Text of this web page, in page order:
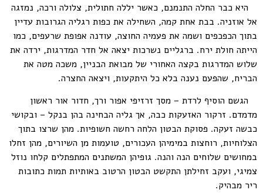
היא כבר החלה התנמנם, כאשר יללה חתולית, צלולה ורכה, נמזגה
אל אוזניה. בבת אחת קמה, השחילה את כפות רגליה הגרובות עדיין
בתוך הכפכפים ושמה את פעמיה החוצה, עודנה אפופת שרעפים, כמו
הייתה חולת ירח. ברגליים נשרכות יצאה אל חדר המדרגות, ירדה את
שלוש המדרגות בקצה האחורי של מבואת הבניין, משכה מטה את
הבריח, שהפעם נענה בלא כל היתקעות, ויצאה החצרה.
הגשם הוסיף לרדת – מסך זרזיפי אפור ורך, חדור אור ראשון
מדמדם. זרקור האזעקות כבה, אך גליה הבחינה בהן בנקל – ובקושי
כבשה זעקה. פסוקת הבטון הלחה רחשה חשופיות. מהן שרצו בתוך
הצלוחיות, רוחצות במימיהן העכורים, טועמות מן השיורים, מהן זחלו
במחושים שלוחים הנה והנה. גופיהן המשתנים המתפתלים קלחו נוזל
צמיגי, ועקב זחילתן התקשט הבטון הרטוב באותיות תמות כתובות
ריר מבהיק.